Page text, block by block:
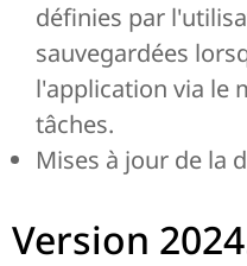
définies par
sauvegardées
l'application via le
tâches.
Mises à jour de la
Version